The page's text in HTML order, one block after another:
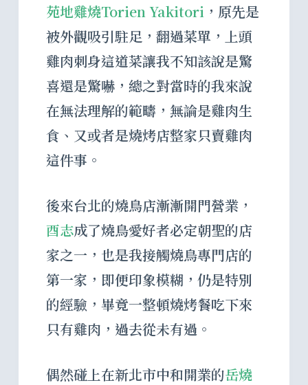
苑地雞燒Torien Yakitori ，原先是
被外觀吸引駐足，翻過菜單，上頭
雞肉刺身這道菜讓我不知該說是驚
喜還是驚嚇，總之對當時的我來說
在無法理解的範疇，無論是雞肉生
食、又或者是燒烤店整家只賣雞肉
這件事。
後來台北的燒鳥店漸漸開門營業，
酉志成了燒鳥愛好者必定朝聖的店
家之一，也是我接觸燒鳥專門店的
第一家，即便印象模糊，仍是特別
的經驗，畢竟一整頓燒烤餐吃下來
只有雞肉，過去從未有過。
偶然碰上在新北市中和開業的岳燒